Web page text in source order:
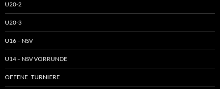
U20-2
U20-3
U16 – NSV
U14 – NSV VORRUNDE
OFFENE TURNIERE